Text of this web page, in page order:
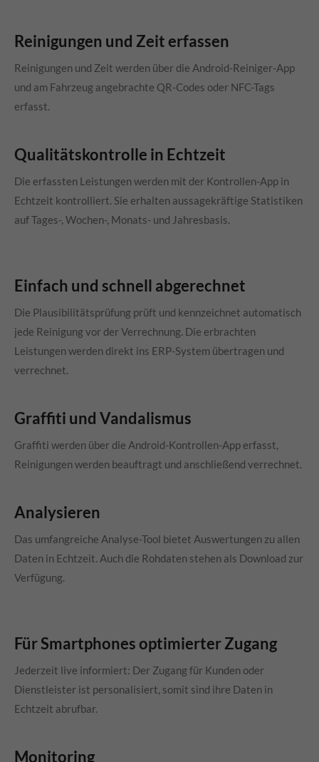
Reinigungen und Zeit erfassen
Reinigungen und Zeit werden über die Android-Reiniger-App
und am Fahrzeug angebrachte QR-Codes oder NFC-Tags
erfasst.
Qualitätskontrolle in Echtzeit
Die erfassten Leistungen werden mit der Kontrollen-App in
Echtzeit kontrolliert. Sie erhalten aussagekräftige Statistiken
auf Tages-, Wochen-, Monats- und Jahresbasis.
Einfach und schnell abgerechnet
Die Plausibilitätsprüfung prüft und kennzeichnet automatisch
jede Reinigung vor der Verrechnung. Die erbrachten
Leistungen werden direkt ins ERP-System übertragen und
verrechnet.
Graffiti und Vandalismus
Graffiti werden über die Android-Kontrollen-App erfasst,
Reinigungen werden beauftragt und anschließend verrechnet.
Analysieren
Das umfangreiche Analyse-Tool bietet Auswertungen zu allen
Daten in Echtzeit. Auch die Rohdaten stehen als Download zur
Verfügung.
Für Smartphones optimierter Zugang
Jederzeit live informiert: Der Zugang für Kunden oder
Dienstleister ist personalisiert, somit sind ihre Daten in
Echtzeit abrufbar.
Monitoring